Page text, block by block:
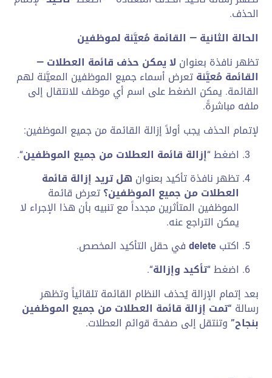
الحذف.
الحالة الثانية — القائمة مُعيَّنة لموظفين
تظهر نافذة بعنوان لا يمكن حذف قائمة العطلات —
القائمة مُعيَّنةتعرض أسماء جميع الموظفين المعيَّنة لهم
القائمة. يمكن الضغط على اسم أي موظف للانتقال إلى
ملفه مباشرةً.
لإتمام الحذف يجب أولاً إزالة القائمة من جميع الموظفين:
اضغط “إزالة قائمة العطلات من جميع الموظفين“.
تظهر نافذة تأكيد بعنوان هل تريد إزالة قائمة
العطلات من جميع الموظفين؟تعرض قائمة
الموظفين المتأثرين مجدداً مع تنبيه بأن هذا الإجراء لا
يمكن التراجع عنه.
اكتبdeleteفي حقل التأكيد المخصص.
اضغط “تأكيد وإزالة“.
بعد إتمام الإزالة يُحذف النظام القائمة تلقائياً وتظهر
رسالة “تمت إزالة قائمة العطلات من جميع الموظفين
بنجاح”وتنتقل إلى صفحة قوائم العطلات.